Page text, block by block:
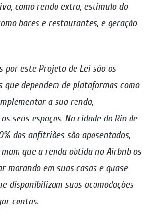
como renda extra, estímulo do
bares e restaurantes, e geração
por este Projeto de Lei são os
que dependem de plataformas como
a sua renda,
seus espaços. Na cidade do Rio de
dos anfitriões são aposentados,
que a renda obtida no Airbnb os
morando em suas casas e quase
disponibilizam suas acomodações
contas.